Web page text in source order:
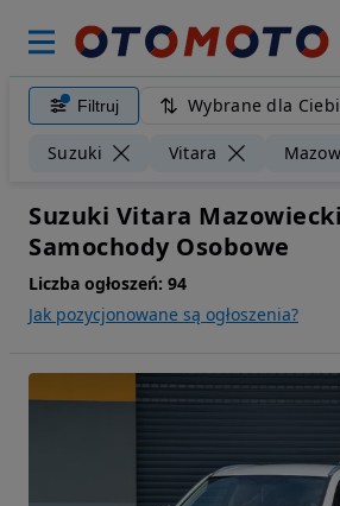
Filtruj Wybrane dla
Suzuki Vitara
Suzuki Vitara
Samochody Osobowe
Liczba ogłoszeń: 94
Jak pozycjonowane są ogłoszenia?